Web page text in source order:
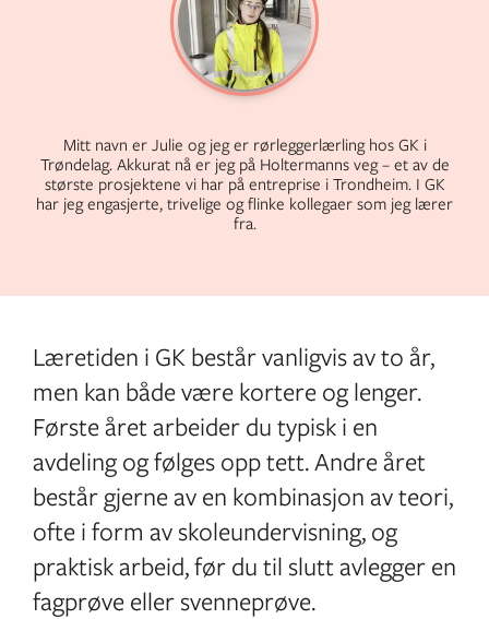
Mitt navn er Julie og jeg er rørleggerlærling hos GK i
Trøndelag. Akkurat nå er jeg på Holtermanns veg – et av de
største prosjektene vi har på entreprise i Trondheim. I GK
har jeg engasjerte, trivelige og flinke kollegaer som jeg lærer
fra.
Læretiden i GK består vanligvis av to år,
men kan både være kortere og lenger.
Første året arbeider du typisk i en
avdeling og følges opp tett. Andre året
består gjerne av en kombinasjon av teori,
ofte i form av skoleundervisning, og
praktisk arbeid, før du til slutt avlegger en
fagprøve eller svenneprøve.